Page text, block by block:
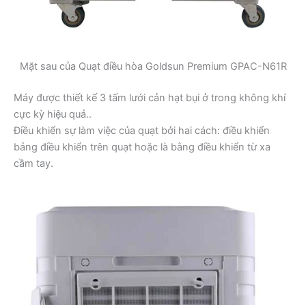
Mặt sau của Quạt điều hòa Goldsun Premium GPAC-N61R
Máy được thiết kế 3 tấm lưới cản hạt bụi ở trong không khí
cực kỳ hiệu quả..
Điều khiển sự làm việc của quạt bởi hai cách: điều khiển
bảng điều khiển trên quạt hoặc là bằng điều khiển từ xa
cầm tay.